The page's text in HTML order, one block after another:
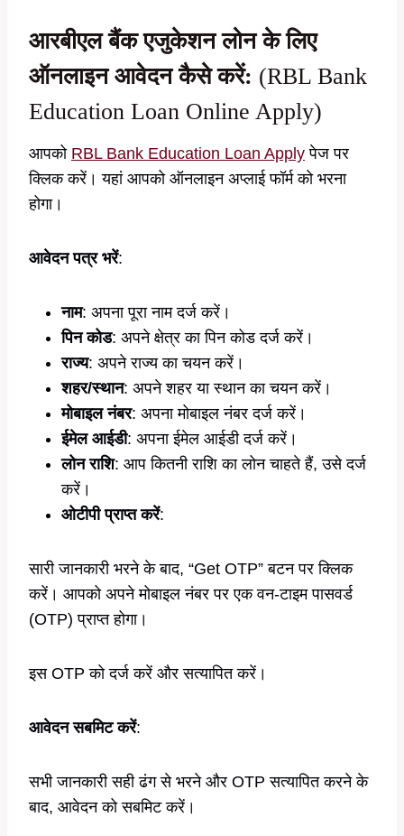
आरबीएल बैंक एजुकेशन लोन के लिए
ऑनलाइन आवेदन कैसे करें: (RBL Bank
Education Loan Online Apply)
आपको RBL Bank Education Loan Apply पेज पर
क्लिक करें। यहां आपको ऑनलाइन अप्लाई फॉर्म को भरना
होगा।
आवेदन पत्र भरें:
नाम: अपना पूरा नाम दर्ज करें।
पिन कोड: अपने क्षेत्र का पिन कोड दर्ज करें।
राज्य: अपने राज्य का चयन करें।
शहर/स्थान: अपने शहर या स्थान का चयन करें।
मोबाइल नंबर: अपना मोबाइल नंबर दर्ज करें।
ईमेल आईडी: अपना ईमेल आईडी दर्ज करें।
लोन राशि: आप कितनी राशि का लोन चाहते हैं, उसे दर्ज
करें।
ओटीपी प्राप्त करें:
सारी जानकारी भरने के बाद, “Get OTP” बटन पर क्लिक
करें। आपको अपने मोबाइल नंबर पर एक वन-टाइम पासवर्ड
(OTP) प्राप्त होगा।
इस OTP को दर्ज करें और सत्यापित करें।
आवेदन सबमिट करें:
सभी जानकारी सही ढंग से भरने और OTP सत्यापित करने के
बाद, आवेदन को सबमिट करें।